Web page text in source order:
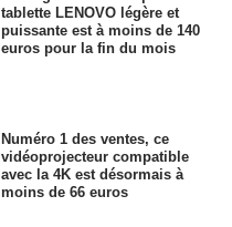
tablette LENOVO légère et
puissante est à moins de 140
euros pour la fin du mois
Numéro 1 des ventes, ce
vidéoprojecteur compatible
avec la 4K est désormais à
moins de 66 euros